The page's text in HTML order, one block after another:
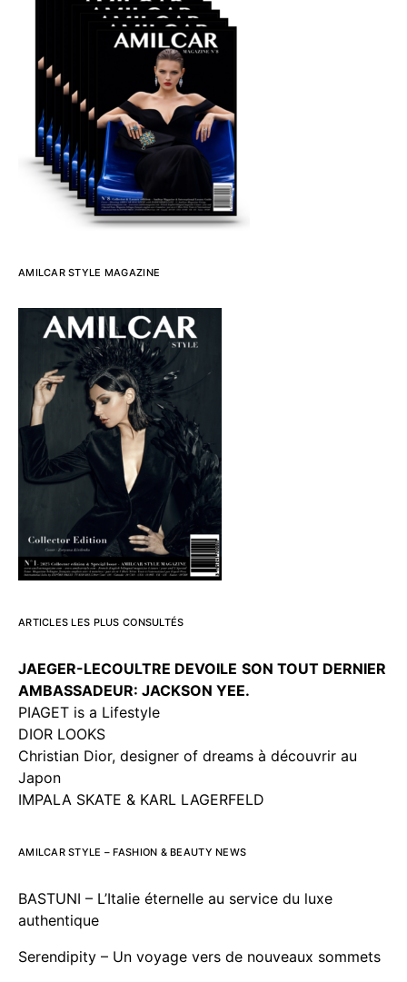
AMILCAR STYLE MAGAZINE
ARTICLES LES PLUS CONSULTÉS
JAEGER-LECOULTRE DEVOILE SON TOUT DERNIER
AMBASSADEUR: JACKSON YEE.
PIAGET is a Lifestyle
DIOR LOOKS
Christian Dior, designer of dreams à découvrir au
Japon
IMPALA SKATE & KARL LAGERFELD
AMILCAR STYLE – FASHION & BEAUTY NEWS
BASTUNI – L’Italie éternelle au service du luxe
authentique
Serendipity – Un voyage vers de nouveaux sommets